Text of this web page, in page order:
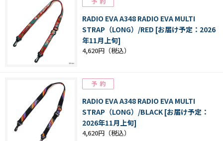
RADIO EVA A348 RADIO EVA MULTI
STRAP（LONG）/RED [お届け予定：2026
年11月上旬]
4,620円
RADIO EVA A348 RADIO EVA MULTI
STRAP（LONG）/BLACK [お届け予定：
2026年11月上旬]
4,620円